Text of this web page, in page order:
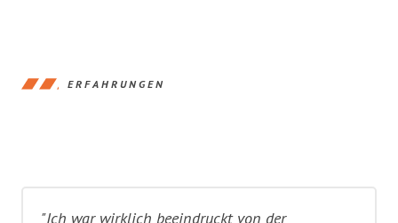
ERFAHRUNGEN
"Ich war wirklich beeindruckt von der